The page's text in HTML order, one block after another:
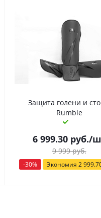
Защита голени и
Rumble
6 999.30руб./
9 999руб.
-30% Экономия 2